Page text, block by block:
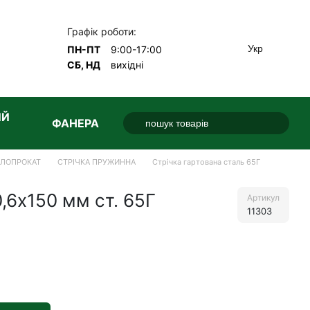
Графік роботи:
ПН-ПТ
9:00-17:00
СБ, НД
вихідні
Укр
ФАНЕРА
СТРІЧКА ПРУЖИННА
Стрічка гартована сталь 65Г
мм ст. 65Г Артикул
11303